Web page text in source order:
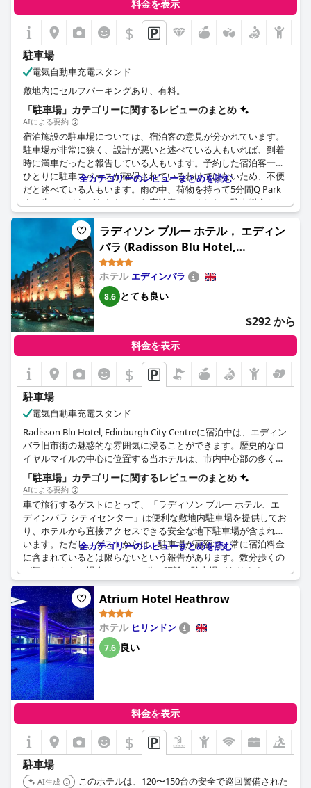
料金を表示
$
駐車場
電気自動車充電スタンド
敷地内にセルフパーキングあり、有料。
「駐車場」カテゴリーに関するレビューのまとめ
AIによる要約
宿泊施設の駐車場については、宿泊客の意見が分かれています。
駐車場が非常に狭く、設計が悪いと述べている人もいれば、到着
時に満車だったと報告している人もいます。予約した宿泊客一人
ひとりに駐車スペースが確保されているわけではないため、不便
だと述べている人もいます。雨の中、荷物を持って5分間Q Park
まで歩かなければならなかった宿泊客もいました。駐車料金とし
て追加で15ポンドかかるのは都市部では想定内だと感じる人もい
る一方で、過剰だと感じている人もおり、二度と利用したくない
と述べている宿泊客もいました。良い点としては、ホテルは高速
道路へのアクセスが良く、便利で安全な地下駐車場もあります
（地下駐車場の利用に抵抗がない人に限ります）。しかし、地下
駐車場の利用が難しく、車を傷つける可能性があると感じた宿泊
客もいました。また、駐車場やプールの利用に追加料金がかかる
ことを少し不満に感じている宿泊客もいました。それにもかかわ
らず、場所と手頃な駐車料金がプラスだと感じている宿泊客もい
ます。
全カテゴリーのレビューまとめを読む
ラディソン ブルー ホテル， エディン
バラ (Radisson Blu Hotel,
Edinburgh City Centre)
ホテル エディンバラ
8.6 とても良い
$292 から
料金を表示
$
駐車場
電気自動車充電スタンド
Radisson Blu Hotel, Edinburgh City Centreに宿泊中は、エディン
バラ旧市街の魅惑的な雰囲気に浸ることができます。歴史的なロ
イヤルマイルの中心に位置する当ホテルは、市内中心部の多くの
観光スポットに簡単にアクセスできます。エディンバラ城、スコ
ットランド国立博物館、スコットランド国会議事堂、賑やかなシ
ョッピング街であるプリンセス・ストリートなどの象徴的なラン
ドマークは、歩いてすぐのところにあります。また、ホリールー
ド宮殿やホリールード公園にも近く、Arthur's Seatからはスコッ
トランドの首都の息を呑むようなパノラマビューが楽しめます。
ホテルの駐車場へは、Princes Streetから南へ向かい、North
Bridgeから左折し、最初の信号まで進みます。次に右折してSt
Mary's Streetに入り、信号を右折してCowgateに入り、最後に右
折してBlackfriars Streetに入ると駐車場があります。さらに、ラ
ディソン ブル ホテル エディンバラ シティセンターにご宿泊中の
お客様全員にスムーズで快適なご宿泊をお約束するため、バリア
フリー駐車場をご用意しています。
「駐車場」カテゴリーに関するレビューのまとめ
AIによる要約
車で旅行するゲストにとって、「ラディソン ブルー ホテル、エ
ディンバラ シティセンター」は便利な敷地内駐車場を提供してお
り、ホテルから直接アクセスできる安全な地下駐車場が含まれて
います。ただし、ゲストからは、駐車場が高額で、常に宿泊料金
に含まれているとは限らないという報告があります。数分歩くの
が気にならない場合は、5〜10分の距離に駐車場があります。一
部のゲストは、駐車場のアクセスが不潔で臭いがするため不快だ
ったと述べています。良い点として、ホテルの駐車場を利用した
ゲストは、安全で、受付から直接アクセスできることを高く評価
しています。全体として、エディンバラでの駐車場は必ずしも簡
単または安価ではありませんが、ラディソン ブルーのゲストは、
敷地内駐車場の利便性と安全性に感謝するでしょう。
全カテゴリーのレビューまとめを読む
Atrium Hotel Heathrow
ホテル ヒリンドン
7.6 良い
料金を表示
$
駐車場
AI生成
このホテルは、120〜150台の安全で巡回警備された